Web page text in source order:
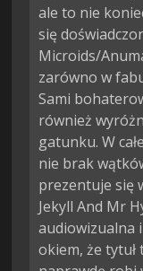
ale to nie
się
Microids/
zarówno w
Sami
również
gatunku. W
nie brak
prezentuje się
Jekyll And Mr
audiowizualna
okiem, że